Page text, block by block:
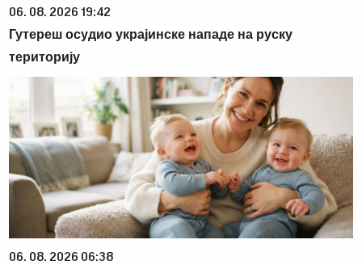
06. 08. 2026 19:42
Гутереш осудио украјинске нападе на руску
територију
06. 08. 2026 06:38